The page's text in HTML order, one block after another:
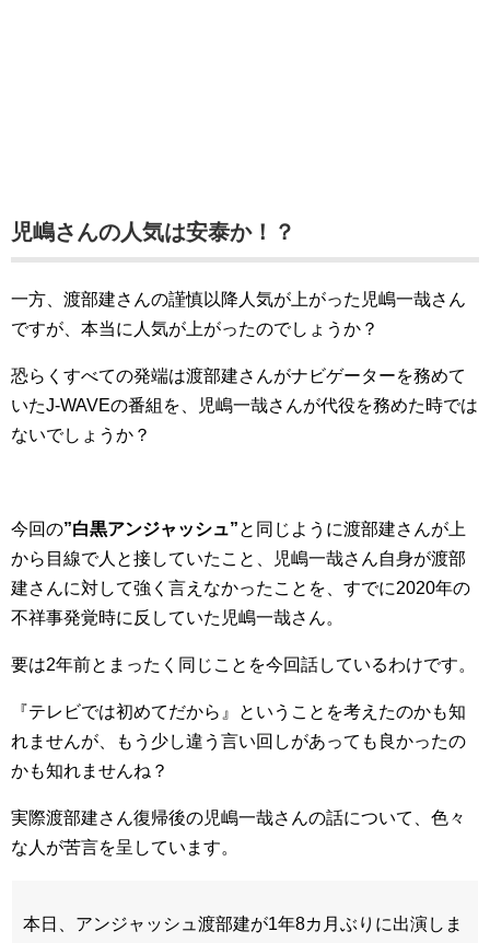
児嶋さんの人気は安泰か！？
一方、渡部建さんの謹慎以降人気が上がった児嶋一哉さん
ですが、本当に人気が上がったのでしょうか？
恐らくすべての発端は渡部建さんがナビゲーターを務めて
いたJ-WAVEの番組を、児嶋一哉さんが代役を務めた時では
ないでしょうか？
今回の”白黒アンジャッシュ”と同じように渡部建さんが上
から目線で人と接していたこと、児嶋一哉さん自身が渡部
建さんに対して強く言えなかったことを、すでに2020年の
不祥事発覚時に反していた児嶋一哉さん。
要は2年前とまったく同じことを今回話しているわけです。
『テレビでは初めてだから』ということを考えたのかも知
れませんが、もう少し違う言い回しがあっても良かったの
かも知れませんね？
実際渡部建さん復帰後の児嶋一哉さんの話について、色々
な人が苦言を呈しています。
本日、アンジャッシュ渡部建が1年8カ月ぶりに出演しま